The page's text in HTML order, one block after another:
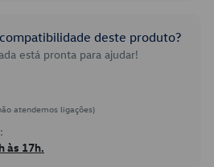
deste produto?
está pronta para ajudar!
atendemos ligações)
às 17h.